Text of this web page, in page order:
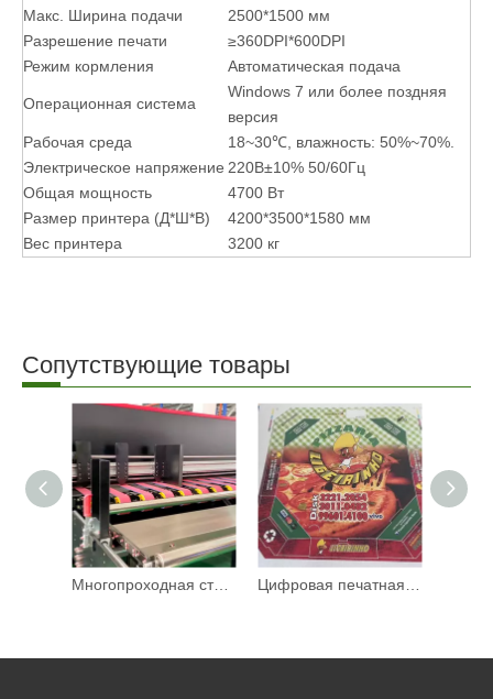
Макс. Ширина подачи
2500*1500 мм
Разрешение печати
≥360DPI*600DPI
Режим кормления
Автоматическая подача
Операционная система
Windows 7 или более поздняя
версия
Рабочая среда
18~30℃, влажность: 50%~70%.
Электрическое напряжение 220В±10% 50/60Гц
Общая мощность
4700 Вт
Размер принтера (Д*Ш*В)
4200*3500*1580 мм
Вес принтера
3200 кг
Сопутствующие товары
Многопроходная струйная цифровая печатная машина 600DPI